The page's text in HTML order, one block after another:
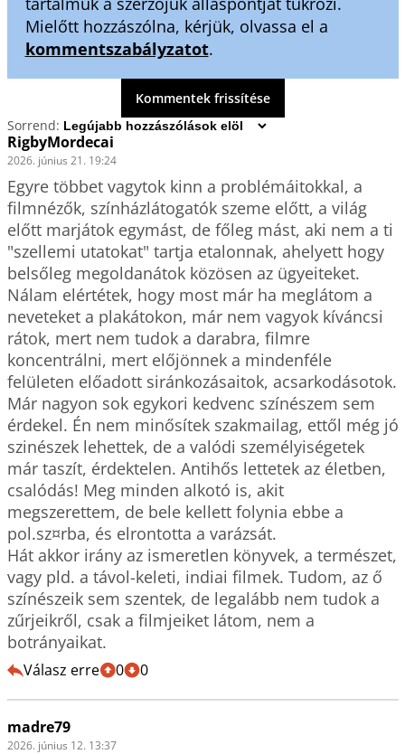
Mielőtt hozzászólna, kérjük, olvassa el a
kommentszabályzatot.
Kommentek frissítése
Sorrend:
RigbyMordecai
2026. június 21. 19:24
Egyre többet vagytok kinn a problémáitokkal, a
filmnézők, színházlátogatók szeme előtt, a világ
előtt marjátok egymást, de főleg mást, aki nem a ti
"szellemi utatokat" tartja etalonnak, ahelyett hogy
belsőleg megoldanátok közösen az ügyeiteket.
Nálam elértétek, hogy most már ha meglátom a
neveteket a plakátokon, már nem vagyok kíváncsi
rátok, mert nem tudok a darabra, filmre
koncentrálni, mert előjönnek a mindenféle
felületen előadott siránkozásaitok, acsarkodásotok.
Már nagyon sok egykori kedvenc színészem sem
érdekel. Én nem minősítek szakmailag, ettől még jó
szinészek lehettek, de a valódi személyiségetek
már taszít, érdektelen. Antihős lettetek az életben,
csalódás! Meg minden alkotó is, akit
megszerettem, de bele kellett folynia ebbe a
pol.sz¤rba, és elrontotta a varázsát.
Hát akkor irány az ismeretlen könyvek, a természet,
vagy pld. a távol-keleti, indiai filmek. Tudom, az ő
színészeik sem szentek, de legalább nem tudok a
zűrjeikről, csak a filmjeiket látom, nem a
botrányaikat.
Válasz erre 0 0
madre79
2026. június 12. 13:37